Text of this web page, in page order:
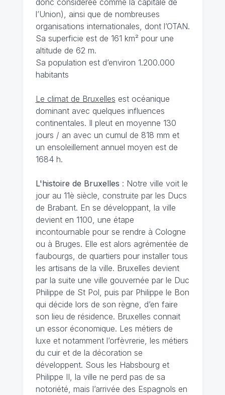
l’Union), ainsi que de nombreuses
organisations internationales, dont l’OTAN.
Sa superficie est de 161 km² pour une
altitude de 62 m.
Sa population est d’environ 1.200.000
habitants
Le climat de Bruxelles est océanique
dominant avec quelques influences
continentales. Il pleut en moyenne 130
jours / an avec un cumul de 818 mm et
un ensoleillement annuel moyen est de
1684 h.
L'histoire de Bruxelles : Notre ville voit le
jour au 11è siècle, construite par les Ducs
de Brabant. En se développant, la ville
devient en 1100, une étape
incontournable pour se rendre à Cologne
ou à Bruges. Elle est alors agrémentée de
faubourgs, de quartiers pour installer tous
les artisans de la ville. Bruxelles devient
par la suite une ville gouvernée par le Duc
Philippe de St Pol, puis par Philippe le Bon
qui décide lors de son règne, d’en faire
son lieu de résidence. Bruxelles connait
un essor économique. Les métiers de
luxe et notamment l’orfèvrerie, les métiers
du cuir et de la décoration se
développent. Sous les Habsbourg et
Philippe II, la ville ne perd pas de sa
notoriété, mais l’arrivée des Espagnols en